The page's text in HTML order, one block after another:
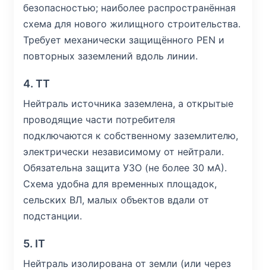
безопасностью; наиболее распространённая
схема для нового жилищного строительства.
Требует механически защищённого PEN и
повторных заземлений вдоль линии.
4. TT
Нейтраль источника заземлена, а открытые
проводящие части потребителя
подключаются к собственному заземлителю,
электрически независимому от нейтрали.
Обязательна защита УЗО (не более 30 мА).
Схема удобна для временных площадок,
сельских ВЛ, малых объектов вдали от
подстанции.
5. IT
Нейтраль изолирована от земли (или через